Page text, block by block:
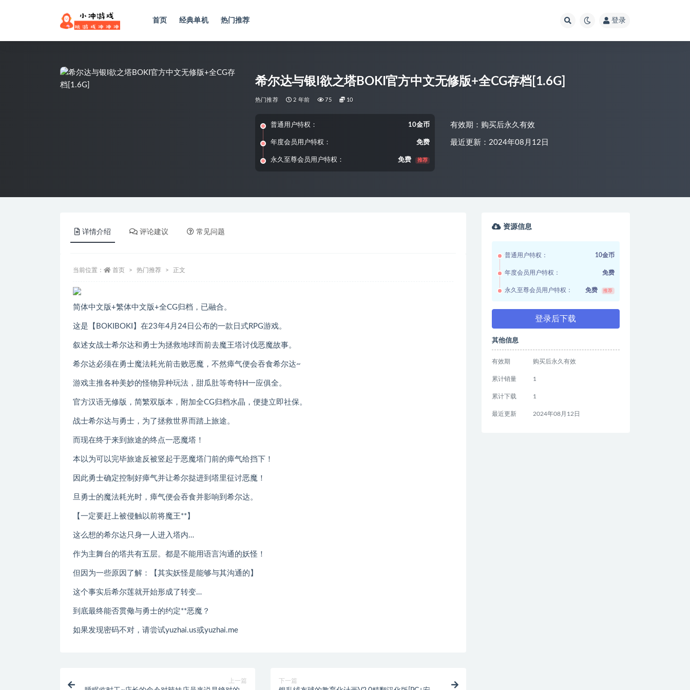
首页 经典单机 热门推荐 登录
希尔达与银I欲之塔BOKI官方中文无修版+全CG存档[1.6G]
热门推荐 2 年前 75 10
普通用户特权： 10金币
年度会员用户特权： 免费
永久至尊会员用户特权： 免费 推荐
有效期：购买后永久有效
最近更新：2024年08月12日
详情介绍 评论建议 常见问题
当前位置： 首页 热门推荐 正文
简体中文版+繁体中文版+全CG归档，已融合。
这是【BOKIBOKI】在23年4月24日公布的一款日式RPG游戏。
叙述女战士希尔达和勇士为拯救地球而前去魔王塔讨伐恶魔故事。
希尔达必须在勇士魔法耗光前击败恶魔，不然瘴气便会吞食希尔达~
游戏主推各种美妙的怪物异种玩法，甜瓜肚等奇特H一应俱全。
官方汉语无修版，简繁双版本，附加全CG归档水晶，便捷立即社保。
战士希尔达与勇士，为了拯救世界而踏上旅途。
而现在终于来到旅途的终点一恶魔塔！
本以为可以完毕旅途反被竖起于恶魔塔门前的瘴气给挡下！
因此勇士确定控制好瘴气并让希尔挞进到塔里征讨恶魔！
旦勇士的魔法耗光时，瘴气便会吞食并影响到希尔达。
【一定要赶上被侵触以前将魔王**】
这么想的希尔达只身一人进入塔内…
作为主舞台的塔共有五层。都是不能用语言沟通的妖怪！
但因为一些原因了解：【其实妖怪是能够与其沟通的】
这个事实后希尔莲就开始形成了转变…
到底最终能否贯儆与勇士的约定**恶魔？
如果发现密码不对，请尝试yuzhai.us或yuzhai.me
上一篇 下一篇
资源信息
普通用户特权： 10金币
年度会员用户特权： 免费
永久至尊会员用户特权： 免费 推荐
登录后下载
其他信息
有效期 购买后永久有效
累计销量 1
累计下载 1
最近更新 2024年08月12日